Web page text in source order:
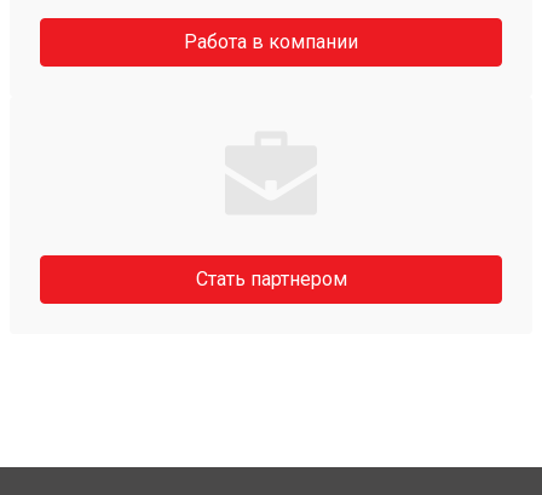
Работа в компании
Стать партнером